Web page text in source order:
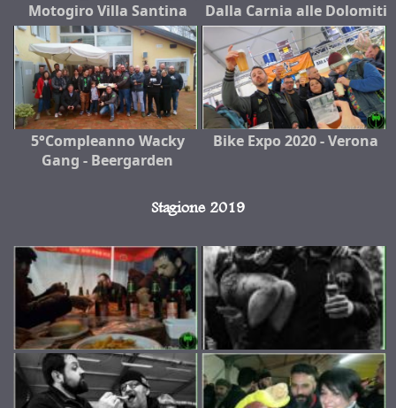
Motogiro Villa Santina Dalla Carnia alle Dolomiti
5°Compleanno Wacky
Gang - Beergarden
Bike Expo 2020 - Verona
Stagione 2019